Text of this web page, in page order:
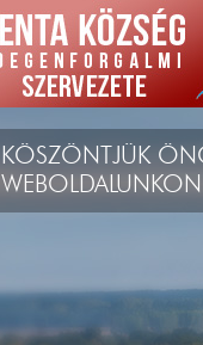
KÖSZÖNTJÜK